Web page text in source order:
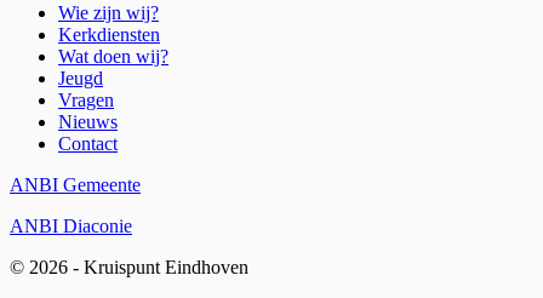
Wie zijn wij?
Kerkdiensten
Wat doen wij?
Jeugd
Vragen
Nieuws
Contact
ANBI Gemeente
ANBI Diaconie
© 2026 - Kruispunt Eindhoven